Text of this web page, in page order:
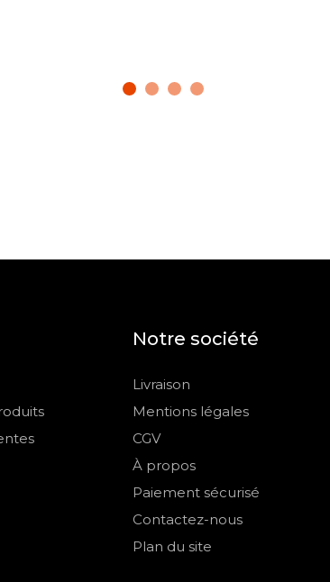
Notre société
Livraison
Mentions légales
CGV
À propos
Paiement sécurisé
Contactez-nous
Plan du site